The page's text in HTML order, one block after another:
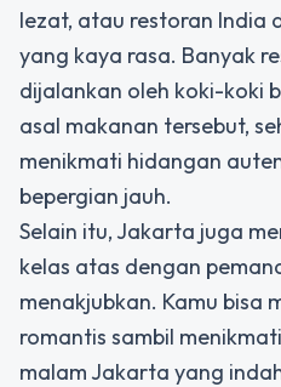
lezat, atau restoran India
yang kaya rasa. Banyak
dijalankan oleh koki-koki
asal makanan tersebut,
menikmati hidangan
bepergian jauh.
Selain itu, Jakarta juga
kelas atas dengan
menakjubkan. Kamu bisa
romantis sambil
malam Jakarta yang